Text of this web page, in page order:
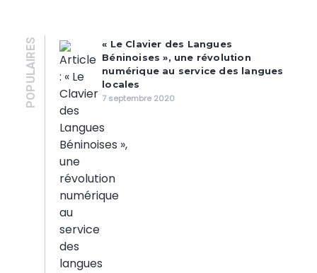
POPULAIRES
« Le Clavier des Langues
Béninoises », une révolution
numérique au service des langues
locales
7 septembre 2020